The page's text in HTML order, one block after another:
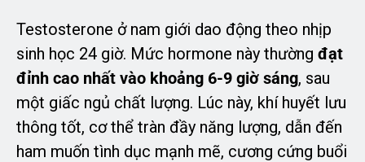
Testosterone ở nam giới dao động theo nhịp
sinh học 24 giờ. Mức hormone này thường đạt
đỉnh cao nhất vào khoảng 6-9 giờ sáng, sau
một giấc ngủ chất lượng. Lúc này, khí huyết lưu
thông tốt, cơ thể tràn đầy năng lượng, dẫn đến
ham muốn tình dục mạnh mẽ, cương cứng buổi